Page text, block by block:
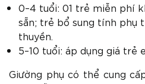
0–4 tuổi: 01 trẻ miễn phí
sẵn; trẻ bổ sung tính phụ
thuyền.
5–10 tuổi: áp dụng giá trẻ
Giường phụ có thể cung